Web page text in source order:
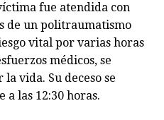
fue atendida con
de un politraumatismo
vital por varias horas
médicos, se
vida. Su deceso se
las 12:30 horas.